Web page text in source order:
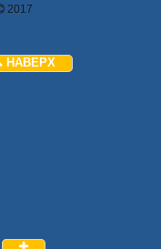
2017
НАВЕРХ